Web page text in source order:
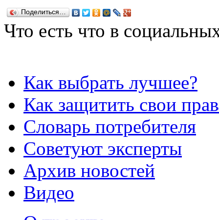
Поделиться…
Что есть что в
Как выбрать лучшее?
Как защитить свои
Словарь потребителя
Советуют эксперты
Архив новостей
Видео